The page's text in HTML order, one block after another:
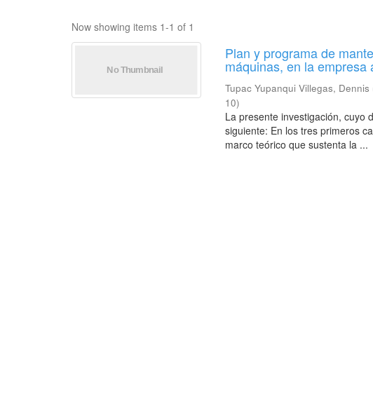
Now showing items 1-1 of 1
Plan y programa de
máquinas, en la empresa
Tupac Yupanqui Villegas, Dennis
10)
La presente investigación, cuyo
siguiente: En los tres primeros
marco teórico que sustenta la ...